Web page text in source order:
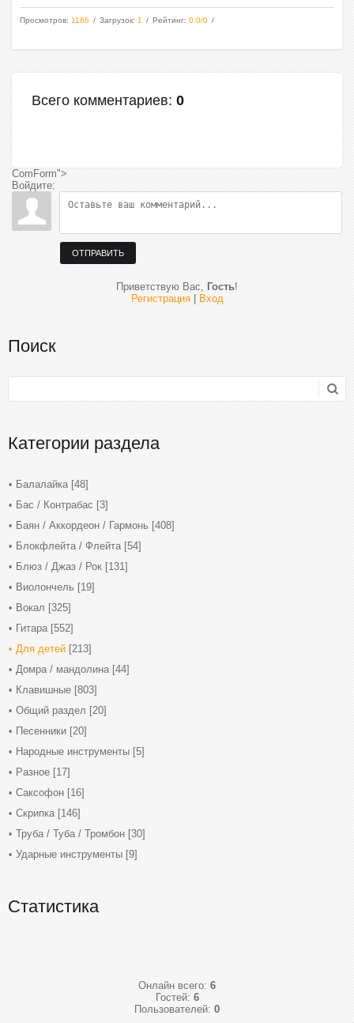
Просмотров: 1166 Загрузок: 1 Рейтинг: 0.0/0
Всего комментариев: 0
ComForm">
Войдите:
ОТПРАВИТЬ
Приветствую Вас, Гость!
Регистрация| Вход
Поиск
Категории раздела
Балалайка [48]
Бас / Контрабас [3]
Баян / Аккордеон / Гармонь [408]
Блокфлейта / Флейта [54]
Блюз / Джаз / Рок [131]
Виолончель [19]
Вокал [325]
Гитара [552]
Для детей [213]
Домра / мандолина [44]
Клавишные [803]
Общий раздел [20]
Песенники [20]
Народные инструменты [5]
Разное [17]
Саксофон [16]
Скрипка [146]
Труба / Туба / Тромбон [30]
Ударные инструменты [9]
Статистика
Онлайн всего: 6
Гостей: 6
Пользователей: 0